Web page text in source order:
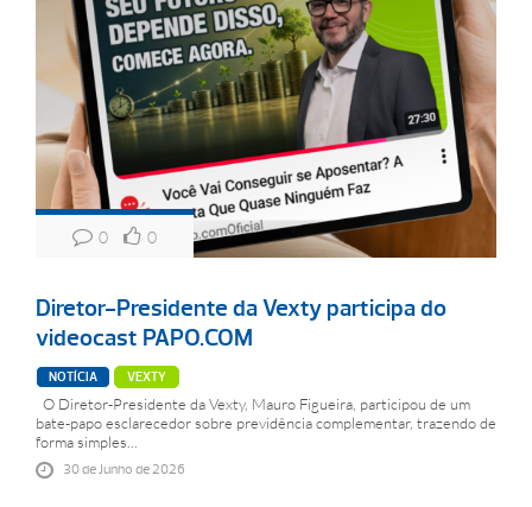
0 0
Diretor-Presidente da Vexty participa do
videocast PAPO.COM
NOTÍCIA VEXTY
O Diretor-Presidente da Vexty, Mauro Figueira, participou de um
bate-papo esclarecedor sobre previdência complementar, trazendo de
forma simples...
30 de Junho de 2026